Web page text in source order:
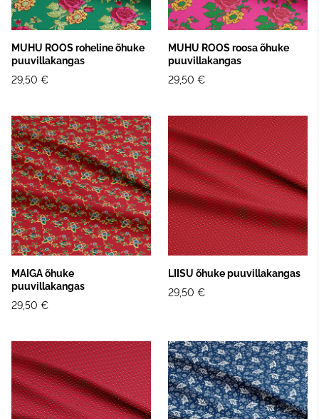
MUHU ROOS roheline õhuke
puuvillakangas
29,50 €
MUHU ROOS roosa õhuke
puuvillakangas
29,50 €
MAIGA õhuke
puuvillakangas
29,50 €
LIISU õhuke puuvillakangas
29,50 €